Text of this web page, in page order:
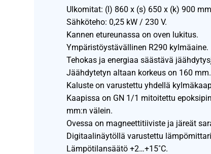
Ulkomitat: (l) 860 x (s) 650 x (k) 900
Sähköteho: 0,25 kW / 230 V.
Kannen etureunassa on oven lukitus.
Ympäristöystävällinen R290 kylmäaine.
Tehokas ja energiaa säästävä
Jäähdytetyn altaan korkeus on 160 mm.
Kaluste on varustettu yhdellä
Kaapissa on GN 1/1 mitoitettu
mm:n välein.
Ovessa on magneettitiiviste ja järeät
Digitaalinäytöllä varustettu
Lämpötilansäätö +2…+15˚C.